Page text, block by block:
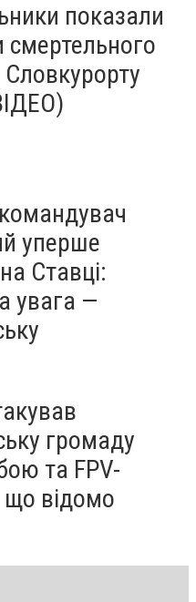
показали
смертельного
Словкурорту
уперше
Ставці:
увага —
громаду
та FPV-
відомо